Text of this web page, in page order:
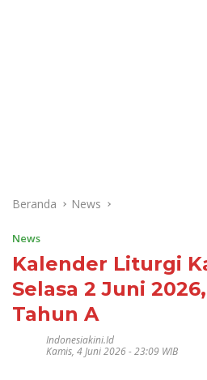
Beranda News
News
Kalender Liturgi
Selasa 2 Juni
Tahun A
Indonesiakini.id
Kamis, 4 Juni 2026 - 23:09 WIB